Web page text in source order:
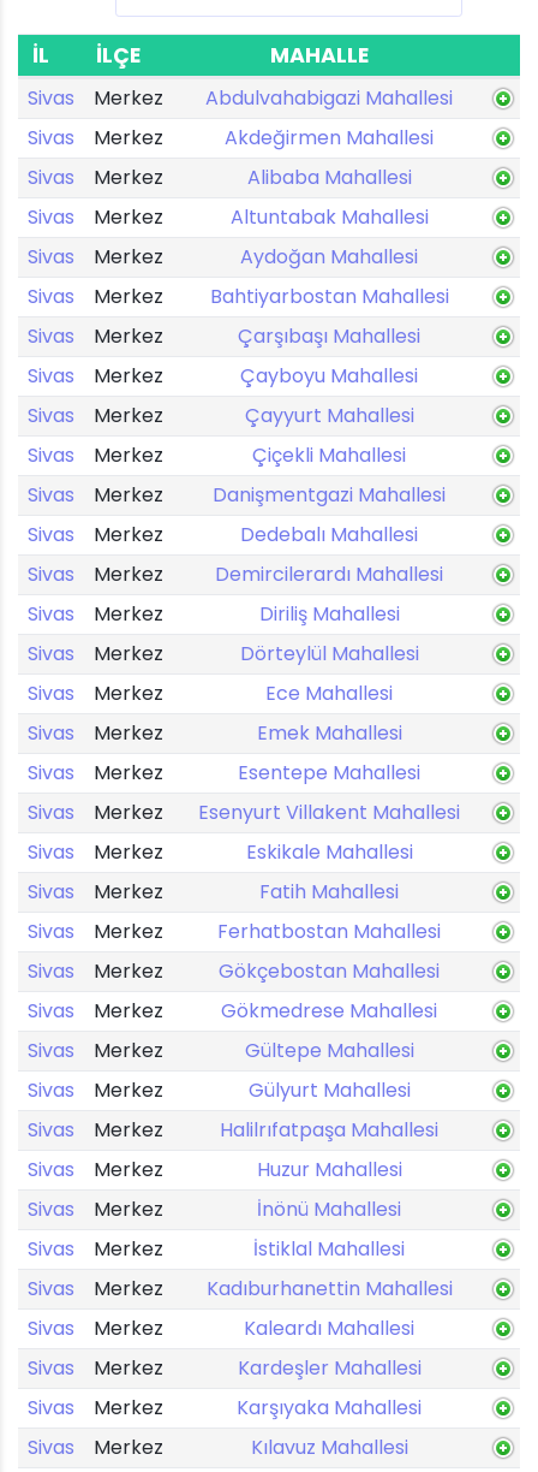
İL İLÇE MAHALLE
Sivas Merkez
Abdulvahabigazi Mahallesi
Sivas
Merkez
Akdeğirmen Mahallesi
Sivas
Merkez
Alibaba Mahallesi
Sivas
Merkez
Altuntabak Mahallesi
Sivas
Merkez
Aydoğan Mahallesi
Sivas
Merkez
Bahtiyarbostan Mahallesi
Sivas
Merkez
Çarşıbaşı Mahallesi
Sivas
Merkez
Çayboyu Mahallesi
Sivas
Merkez
Çayyurt Mahallesi
Sivas
Merkez
Çiçekli Mahallesi
Sivas
Merkez
Danişmentgazi Mahallesi
Sivas
Merkez
Dedebalı Mahallesi
Sivas
Merkez
Demircilerardı Mahallesi
Sivas
Merkez
Diriliş Mahallesi
Sivas
Merkez
Dörteylül Mahallesi
Sivas
Merkez
Ece Mahallesi
Sivas
Merkez
Emek Mahallesi
Sivas
Merkez
Esentepe Mahallesi
Sivas
Merkez
Esenyurt Villakent Mahallesi
Sivas
Merkez
Eskikale Mahallesi
Sivas
Merkez
Fatih Mahallesi
Sivas
Merkez
Ferhatbostan Mahallesi
Sivas
Merkez
Gökçebostan Mahallesi
Sivas
Merkez
Gökmedrese Mahallesi
Sivas
Merkez
Gültepe Mahallesi
Sivas
Merkez
Gülyurt Mahallesi
Sivas
Merkez
Halilrıfatpaşa Mahallesi
Sivas
Merkez
Huzur Mahallesi
Sivas
Merkez
İnönü Mahallesi
Sivas
Merkez
İstiklal Mahallesi
Sivas
Merkez
Kadıburhanettin Mahallesi
Sivas
Merkez
Kaleardı Mahallesi
Sivas
Merkez
Kardeşler Mahallesi
Sivas
Merkez
Karşıyaka Mahallesi
Sivas
Merkez
Kılavuz Mahallesi